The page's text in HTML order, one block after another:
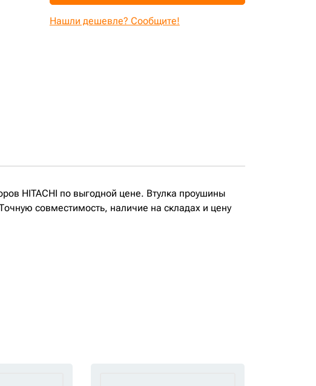
Нашли дешевле? Сообщите!
HITACHI по выгодной цене. Втулка проушины
совместимость, наличие на складах и цену